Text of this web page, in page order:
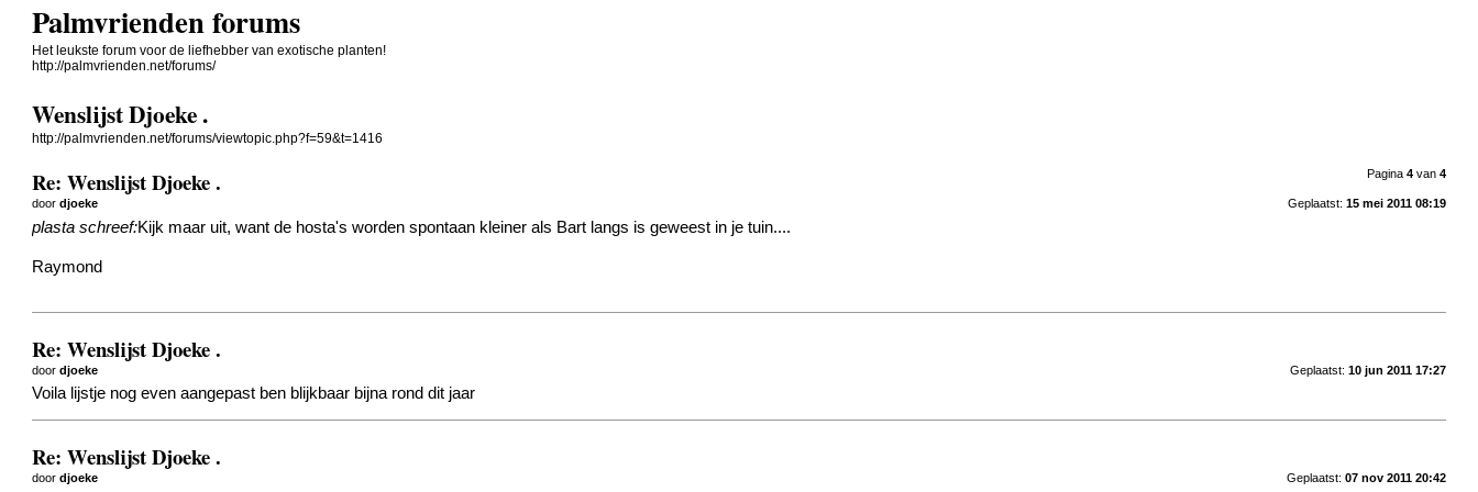
Palmvrienden forums
Het leukste forum voor de liefhebber van exotische planten!
http://palmvrienden.net/forums/
Wenslijst Djoeke .
http://palmvrienden.net/forums/viewtopic.php?f=59&t=1416
Pagina 4van 4
Re: Wenslijst Djoeke .
Geplaatst: 15 mei 2011 08:19
doordjoeke
plasta schreef:Kijk maar uit, want de hosta's worden spontaan kleiner als Bart langs is geweest in je tuin....
Raymond
Re: Wenslijst Djoeke .
Geplaatst: 10 jun 2011 17:27
doordjoeke
Voila lijstje nog even aangepast ben blijkbaar bijna rond dit jaar
Re: Wenslijst Djoeke .
Geplaatst: 07 nov 2011 20:42
doordjoeke